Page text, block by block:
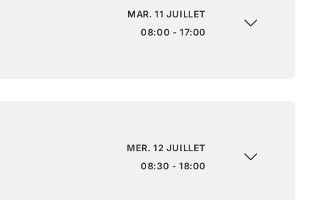
MAR. 11 JUILLET
08:00 - 17:00
MER. 12 JUILLET
08:30 - 18:00